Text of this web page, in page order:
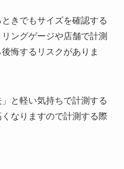
きでもサイズを確認する
ングゲージや店舗で計測
悔するリスクがありま
」と軽い気持ちで計測する
なりますので計測する際